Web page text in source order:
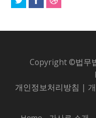
Copyright ©법무
개인정보처리방침 |